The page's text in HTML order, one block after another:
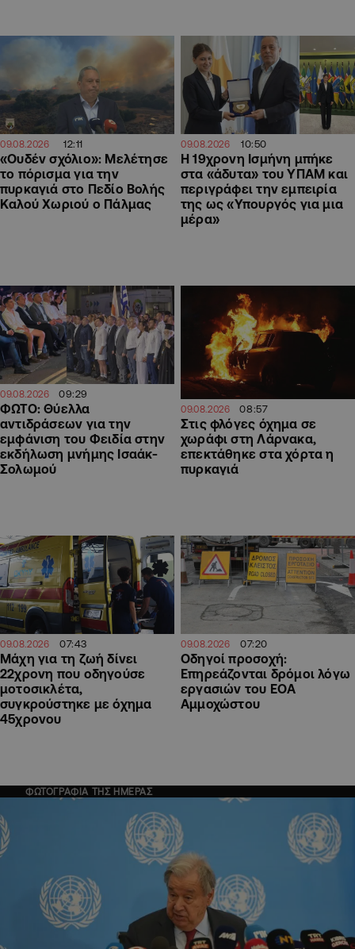
09.08.2026 12:11
«Ουδέν σχόλιο»: Μελέτησε
το πόρισμα για την
πυρκαγιά στο Πεδίο Βολής
Καλού Χωριού ο Πάλμας
09.08.2026 10:50
Η 19χρονη Ισμήνη μπήκε
στα «άδυτα» του ΥΠΑΜ και
περιγράφει την εμπειρία
της ως «Υπουργός για μια
μέρα»
09.08.2026 09:29
ΦΩΤΟ: Θύελλα
αντιδράσεων για την
εμφάνιση του Φειδία στην
εκδήλωση μνήμης Ισαάκ-
Σολωμού
09.08.2026 08:57
Στις φλόγες όχημα σε
χωράφι στη Λάρνακα,
επεκτάθηκε στα χόρτα η
πυρκαγιά
09.08.2026 07:43
Μάχη για τη ζωή δίνει
22χρονη που οδηγούσε
μοτοσικλέτα,
συγκρούστηκε με όχημα
45χρονου
09.08.2026 07:20
Οδηγοί προσοχή:
Επηρεάζονται δρόμοι λόγω
εργασιών του ΕΟΑ
Αμμοχώστου
ΦΩΤΟΓΡΑΦΙΑ ΤΗΣ ΗΜΕΡΑΣ